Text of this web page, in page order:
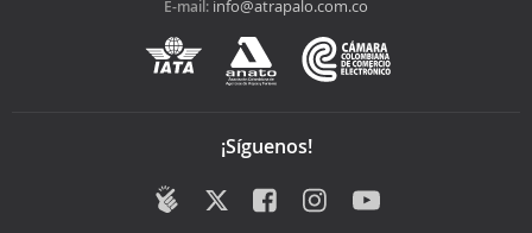
E-mail: info@atrapalo.com.co
¡Síguenos!